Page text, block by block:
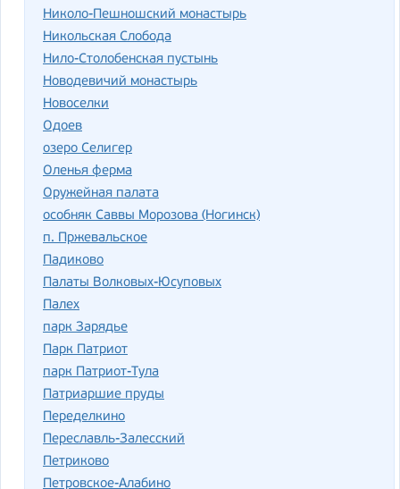
Николо-Пешношский монастырь
Никольская Слобода
Нило-Столобенская пустынь
Новодевичий монастырь
Новоселки
Одоев
озеро Селигер
Оленья ферма
Оружейная палата
особняк Саввы Морозова (Ногинск)
п. Пржевальское
Падиково
Палаты Волковых-Юсуповых
Палех
парк Зарядье
Парк Патриот
парк Патриот-Тула
Патриаршие пруды
Переделкино
Переславль-Залесский
Петриково
Петровское-Алабино